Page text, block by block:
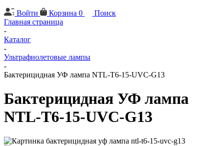
Войти Корзина 0
Поиск
Главная страница
-
Каталог
-
Ультрафиолетовые лампы
-
Бактерицидная УФ лампа NTL-T6-15-UVC-G13
Бактерицидная УФ лампа
NTL-T6-15-UVC-G13